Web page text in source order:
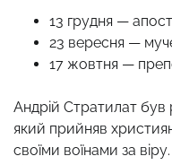
13 грудня —
23 вересня —
17 жовтня —
Андрій Стратилат
який прийняв
своїми воїнами за